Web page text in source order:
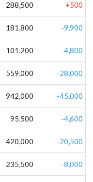
288,500 +500
181,800 -9,900
101,200 -4,800
559,000 -28,000
942,000 -45,000
95,500 -4,600
420,000 -20,500
235,500 -8,000